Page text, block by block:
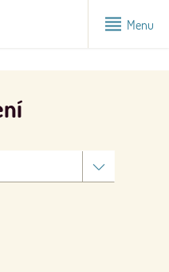
Menu